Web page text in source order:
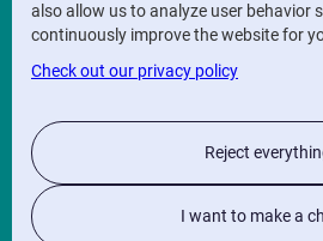
Office address
Maaltecenter
INFO
also allow us to analyze user behavior
continuously improve the website for
Check out our privacy policy
Reject
I want to make a